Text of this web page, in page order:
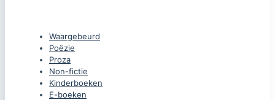
Waargebeurd
Poëzie
Proza
Non-fictie
Kinderboeken
E-boeken